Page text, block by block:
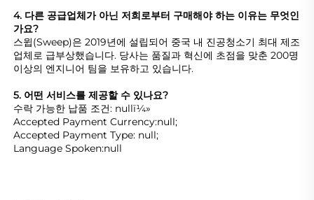
4. 다른 공급업체가 아닌 저희로부터 구매해야 하는 이유는 무엇인
가요?
스윕(Sweep)은 2019년에 설립되어 중국 내 진공청소기 최대 제조
업체로 급부상했습니다. 당사는 품질과 혁신에 초점을 맞춘 200명
이상의 엔지니어 팀을 보유하고 있습니다.
5. 어떤 서비스를 제공할 수 있나요?
수락 가능한 납품 조건: nullï¼»
Accepted Payment Currency:null;
Accepted Payment Type: null;
Language Spoken:null